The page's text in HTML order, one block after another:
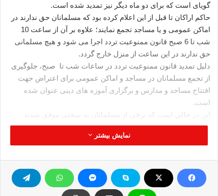
گویای است که برای دو ماه دیگر نیز تمدید شده است.
حاکم اراکان تا قبل از این اعلام کرده بود که مسلمانان حق ندارند در
اماکن عمومی و یا مساجد تجمع نمایند؛ علاوه بر آن از ساعت 10
شب تا 6 صبح قانون ممنوعیت تردد اجرا می شود و هیچ مسلمانی
حق ندارند در این ساعت از منزل خارج گردد.
دلیل تمدید قانون ممنوعیت تردد در ساعات شب تا صبح، جلوگیری
از تجمع مسلمانان در مساجد و اماکن عمومی برای اعتراض جهت
افتتاح مساجد و مدارس و برگزاری آموزه های دینی عنوان شده
است.
این در حالی است که برخی از مسلمانان به سختی موفق شدند
مدارس و مساجد خود را بار دیگر افتتاح نمایند، کارشناسان بر این
عقیده اند که قوانین در این منطقه به سستی مورد عمل قرار می
لازم به ذکر است که بر اساس قوانین برمه، هیچ کدام از شهروندان
بودایی به خاطر تعرض به مسلمانان محکوم نخواهند شد.
نمایش بیشتر